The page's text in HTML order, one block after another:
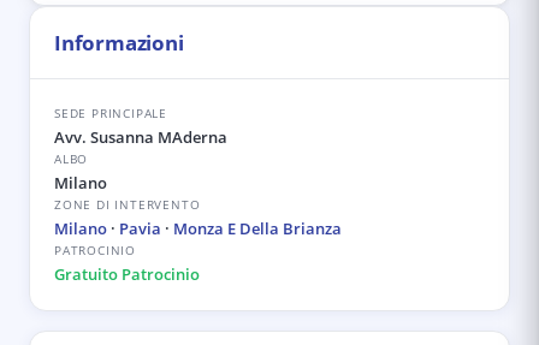
Informazioni
SEDE PRINCIPALE
Avv. Susanna MAderna
ALBO
Milano
ZONE DI INTERVENTO
Milano · Pavia · Monza E Della Brianza
PATROCINIO
Gratuito Patrocinio